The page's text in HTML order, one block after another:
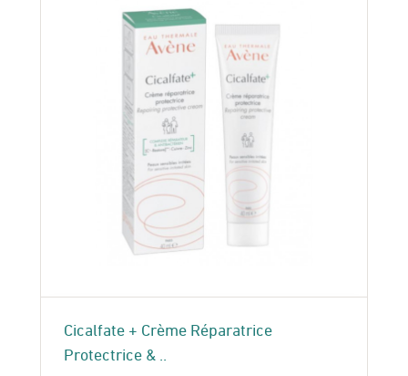
Cicalfate + Crème Réparatrice
Protectrice & ..